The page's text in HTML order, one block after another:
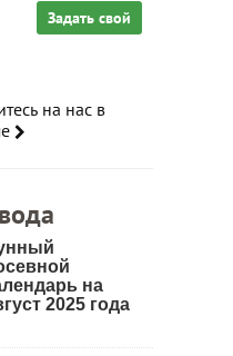
Задать свой
на нас в
на
2025 года